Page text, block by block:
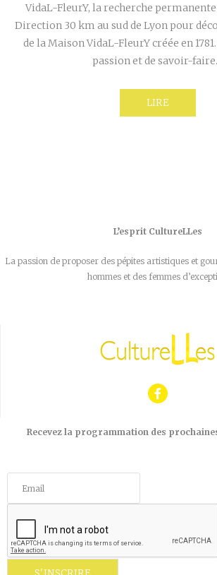
VidaL-FleurY, la recherche permanente
Direction 30 km au sud de Lyon pour
de la Maison VidaL-FleurY créée en
passion et de savoir-
LIRE
L’esprit CultureLLes
La passion de proposer des pépites artistiques et
hommes et des femmes
Recevez la programmation des